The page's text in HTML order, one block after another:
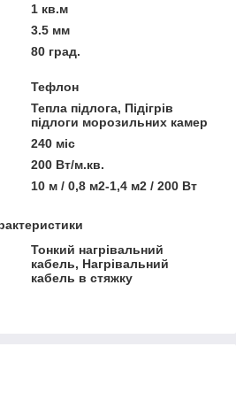
1 кв.м
3.5 мм
80 град.
Тефлон
Тепла підлога, Підігрів
підлоги морозильних камер
240 міс
200 Вт/м.кв.
10 м / 0,8 м2-1,4 м2 / 200 Вт
Тонкий нагрівальний
кабель, Нагрівальний
кабель в стяжку